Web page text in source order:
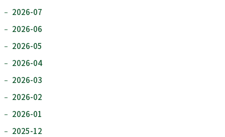
2026-07
2026-06
2026-05
2026-04
2026-03
2026-02
2026-01
2025-12